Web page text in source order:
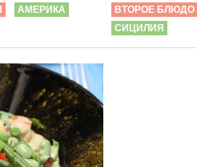
АМЕРИКА
ВТОРОЕ БЛЮДО
СИЦИЛИЯ